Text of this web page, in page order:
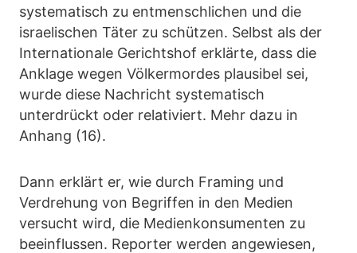
systematisch zu entmenschlichen und die
israelischen Täter zu schützen. Selbst als der
Internationale Gerichtshof erklärte, dass die
Anklage wegen Völkermordes plausibel sei,
wurde diese Nachricht systematisch
unterdrückt oder relativiert. Mehr dazu in
Anhang (16).
Dann erklärt er, wie durch Framing und
Verdrehung von Begriffen in den Medien
versucht wird, die Medienkonsumenten zu
beeinflussen. Reporter werden angewiesen,